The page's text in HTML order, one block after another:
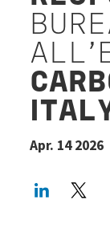
Apr. 14 2026